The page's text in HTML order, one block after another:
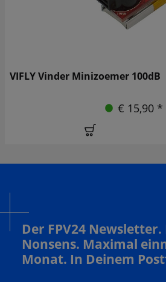
VIFLY Vinder Minizoemer 100dB
€ 15,90 *
Der FPV24 Newsletter.
Nonsens. Maximal
Monat. In Deinem